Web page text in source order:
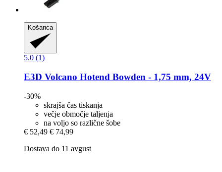
Košarica
5.0 (1)
E3D Volcano Hotend Bowden -​ 1,75 mm, 24V
-30%
skrajša čas tiskanja
večje območje taljenja
na voljo so različne šobe
€ 52,49 € 74,99
Dostava do 11 avgust